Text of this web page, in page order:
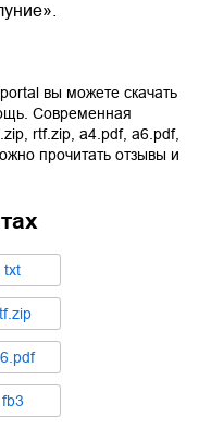
вы можете скачать
Современная
, rtf.zip, a4.pdf, a6.pdf,
прочитать отзывы и
txt
fb3